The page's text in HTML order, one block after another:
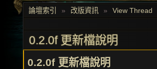
論壇索引 » 改版資訊 » View Thread
0.2.0f 更新檔說明
0.2.0f 更新檔說明